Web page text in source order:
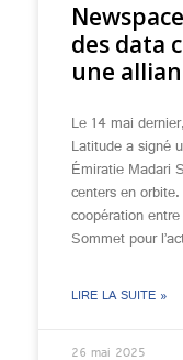
des data
une
Le 14 mai
Latitude a signé
Émiratie Madari
centers en
coopération
Sommet pour
LIRE LA SUITE »
26 mai 2025